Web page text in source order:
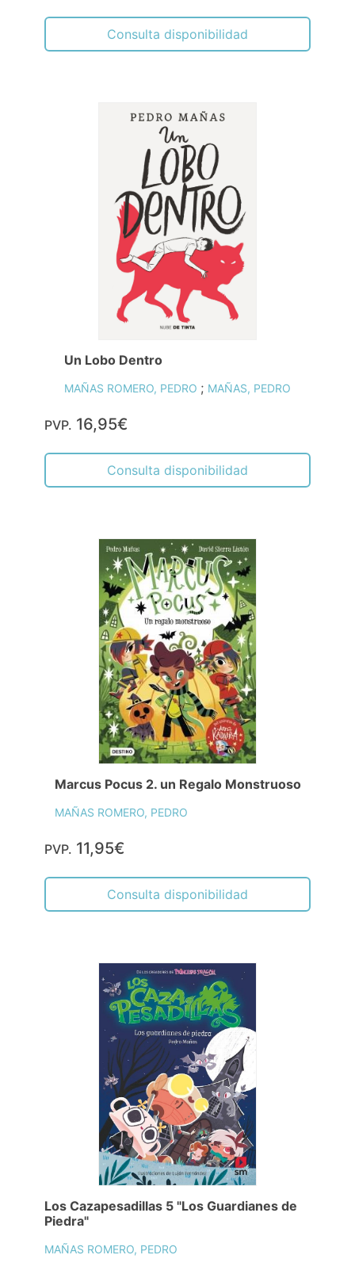
Consulta disponibilidad
Un Lobo Dentro
MAÑAS ROMERO, PEDRO ; MAÑAS, PEDRO
PVP. 16,95€
Consulta disponibilidad
Marcus Pocus 2. un Regalo Monstruoso
MAÑAS ROMERO, PEDRO
PVP. 11,95€
Consulta disponibilidad
Los Cazapesadillas 5 "Los Guardianes de
Piedra"
MAÑAS ROMERO, PEDRO